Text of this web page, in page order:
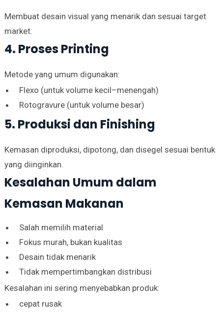
Membuat desain visual yang menarik dan sesuai target
market.
4. Proses Printing
Metode yang umum digunakan:
Flexo (untuk volume kecil–menengah)
Rotogravure (untuk volume besar)
5. Produksi dan Finishing
Kemasan diproduksi, dipotong, dan disegel sesuai bentuk
yang diinginkan.
Kesalahan Umum dalam
Kemasan Makanan
Salah memilih material
Fokus murah, bukan kualitas
Desain tidak menarik
Tidak mempertimbangkan distribusi
Kesalahan ini sering menyebabkan produk:
cepat rusak